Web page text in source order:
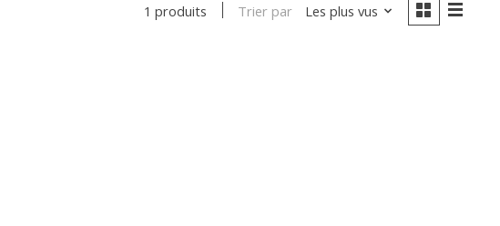
1 produits Trier par Les plus vus